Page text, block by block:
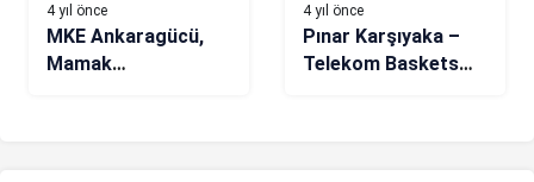
4 yıl önce
MKE Ankaragücü,
Mamak
4 yıl önce
Pınar Karşıyaka –
Telekom Baskets